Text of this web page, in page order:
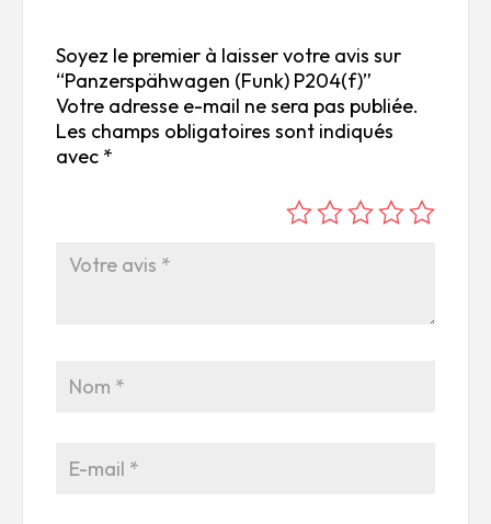
Soyez le premier à laisser votre avis sur
“Panzerspähwagen (Funk) P204(f)”
Votre adresse e-mail ne sera pas publiée.
Les champs obligatoires sont indiqués
avec *
s